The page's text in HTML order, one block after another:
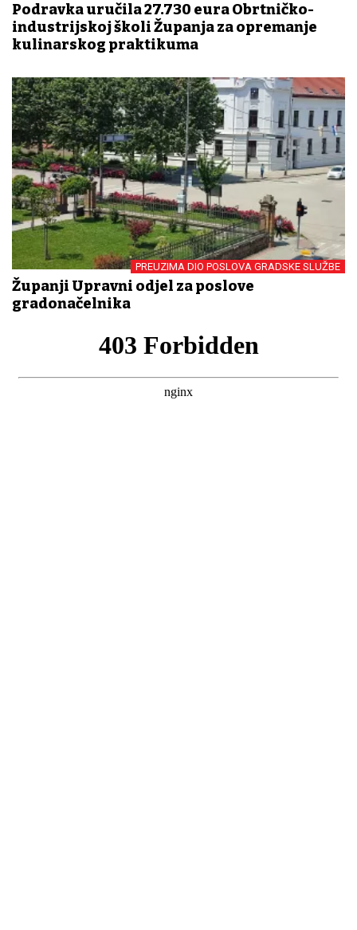
Podravka uručila 27.730 eura Obrtničko-
industrijskoj školi Županja za opremanje
kulinarskog praktikuma
PREUZIMA DIO POSLOVA GRADSKE SLUŽBE
Županji Upravni odjel za poslove
gradonačelnika